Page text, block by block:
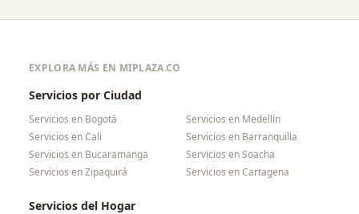
EXPLORA MÁS EN MIPLAZA.CO
Servicios por Ciudad
Servicios en Bogotá Servicios en Medellín
Servicios enCali Servicios en Barranquilla
Servicios en Bucaramanga Servicios enSoacha
Servicios enZipaquirá Servicios enCartagena
Servicios del Hogar